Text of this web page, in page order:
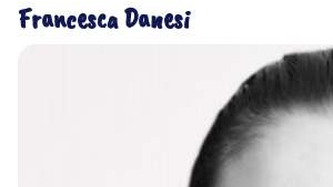
Il nostro network
La nostra comunità
Francesca Danesi